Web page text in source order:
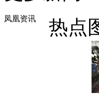
凤凰资讯 热点